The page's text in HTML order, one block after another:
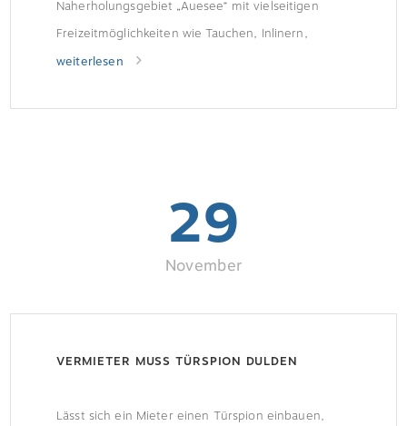
Naherholungsgebiet „Auesee“ mit vielseitigen
Freizeitmöglichkeiten wie Tauchen, Inlinern,
Tennis, Freibad, Segel-/ Sportflughafen und
Weseler Innenstadt mit der kompletten
weiterlesen
29
November
VERMIETER MUSS TÜRSPION DULDEN
Lässt sich ein Mieter einen Türspion einbauen,